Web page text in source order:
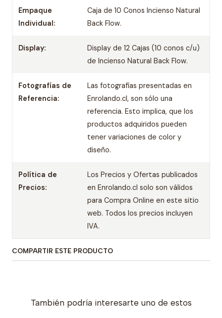
Empaque
Individual:
Caja de 10 Conos Incienso Natural
Back Flow.
Display:
Display de 12 Cajas (10 conos c/u)
de Incienso Natural Back Flow.
Fotografías de
Referencia:
Las fotografías presentadas en
Enrolando.cl, son sólo una
referencia. Esto implica, que los
productos adquiridos pueden
tener variaciones de color y
diseño.
Política de
Precios:
Los Precios y Ofertas publicados
en Enrolando.cl solo son válidos
para Compra Online en este sitio
web. Todos los precios incluyen
IVA.
COMPARTIR ESTE PRODUCTO
También podría interesarte uno de estos